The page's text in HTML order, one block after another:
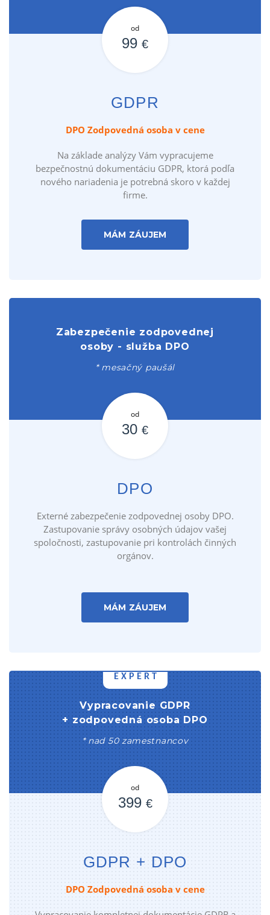
od
99 €
GDPR
Akcia len do 31.08.2026
Na základe analýzy Vám vypracujeme
bezpečnostnú dokumentáciu GDPR, ktorá podľa
nového nariadenia je potrebná skoro v každej
firme.
MÁM ZÁUJEM
Zabezpečenie zodpovednej
osoby - služba DPO
* mesačný paušál
od
30 €
DPO
Externé zabezpečenie zodpovednej osoby DPO.
Zastupovanie správy osobných údajov vašej
spoločnosti, zastupovanie pri kontrolách činných
orgánov.
MÁM ZÁUJEM
EXPERT
Vypracovanie GDPR
+ zodpovedná osoba DPO
* nad 50 zamestnancov
od
399 €
GDPR + DPO
Akcia len do 31.08.2026